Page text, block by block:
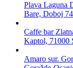
Plava Laguna
Bare, Doboj
Caffe bar
Kaptol, 71000
Amaro sur.